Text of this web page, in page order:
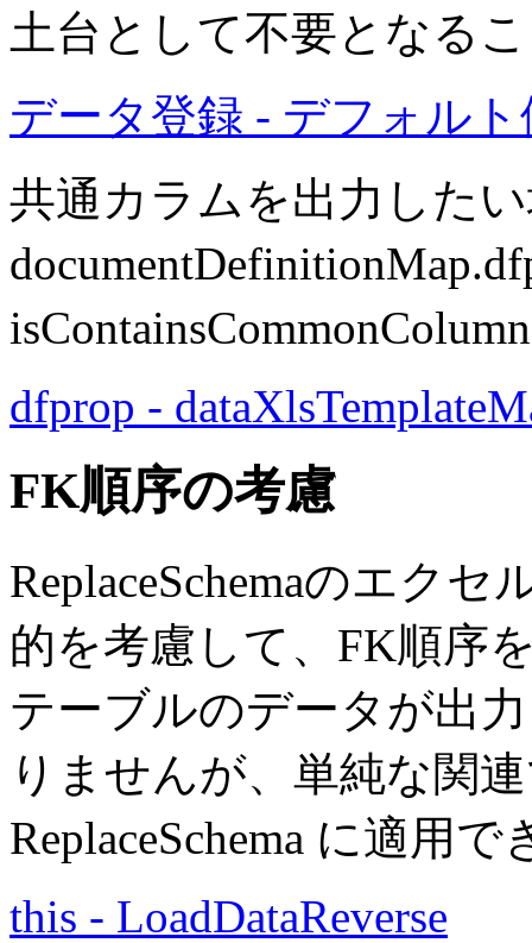
土台として不要となる
データ登録 - デフォルト
共通カラムを出力した
dfprop -
FK順序の考慮
ReplaceSchemaのエク
的を考慮して、FK順序
テーブルのデータが出
りませんが、単純な関
ReplaceSchema に適用
this - LoadDataReverse